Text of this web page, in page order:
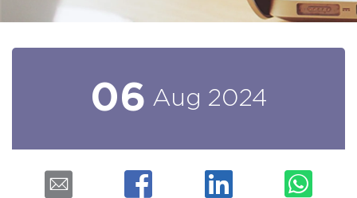
06 Aug 2024